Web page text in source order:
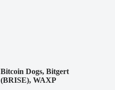
Bitcoin Dogs, Bitgert
(BRISE), WAXP